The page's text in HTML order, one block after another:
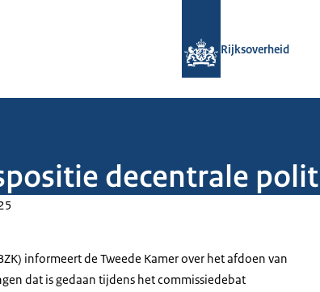
Rijksoverheid
decentrale
informeert de Tweede Kamer over het afdoen van
dat is gedaan tijdens het commissiedebat